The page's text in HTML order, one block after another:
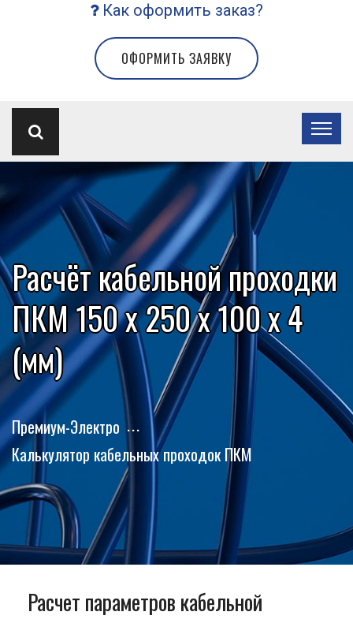
Как оформить заказ?
ОФОРМИТЬ ЗАЯВКУ
Расчёт кабельной проходки
ПКМ 150 x 250 x 100 x 4
(мм)
Премиум-Электро
Калькулятор кабельных проходок ПКМ
Расчет параметров кабельной